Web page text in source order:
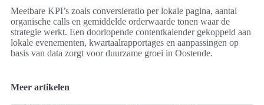
Meetbare KPI’s zoals conversieratio per lokale pagina, aantal
organische calls en gemiddelde orderwaarde tonen waar de
strategie werkt. Een doorlopende contentkalender gekoppeld aan
lokale evenementen, kwartaalrapportages en aanpassingen op
basis van data zorgt voor duurzame groei in Oostende.
Meer artikelen